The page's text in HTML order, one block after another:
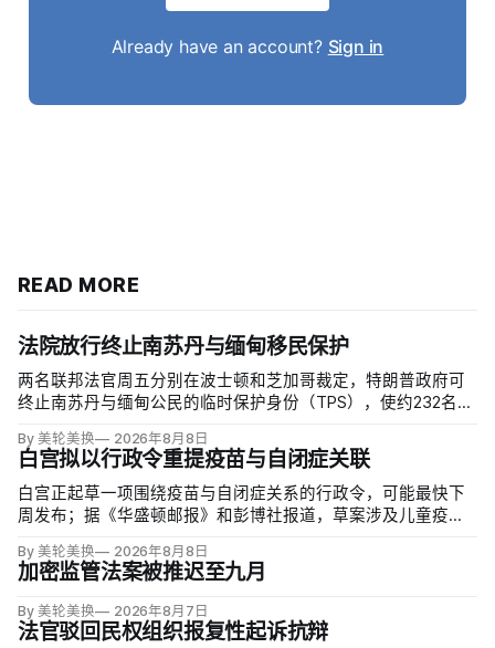
Already have an account? Sign in
READ MORE
法院放行终止南苏丹与缅甸移民保护
两名联邦法官周五分别在波士顿和芝加哥裁定，特朗普政府可
终止南苏丹与缅甸公民的临时保护身份（TPS），使约232名南
障。两国分别因长期武装冲突及2021年军事政变后动荡而获指
定；国土安全部去年11月决定取消保护。
By 美轮美换 2026年8月8日
白宫拟以行政令重提疫苗与自闭症关联
白宫正起草一项围绕疫苗与自闭症关系的行政令，可能最快下
周发布；据《华盛顿邮报》和彭博社报道，草案涉及儿童疫苗
项覆盖全球数百万儿童的高质量研究均未发现儿童疫苗导致自
闭症，相关说法源自一项后来撤稿的欺诈性研究，作者也被吊
销执照。
By 美轮美换 2026年8月8日
加密监管法案被推迟至九月
By 美轮美换 2026年8月7日
法官驳回民权组织报复性起诉抗辩